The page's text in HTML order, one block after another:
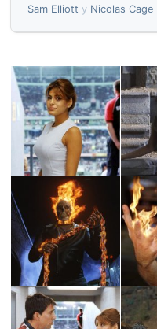
Sam Elliott y Nicolas Cage